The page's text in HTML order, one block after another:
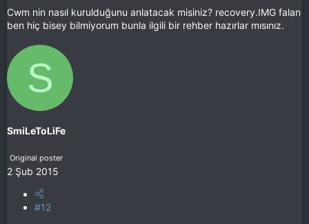
Cwm nin nasıl kurulduğunu anlatacak misiniz? recovery.IMG falan
ben hiç bisey bilmiyorum bunla ilgili bir rehber hazırlar mısınız.
S
SmiLeToLiFe
Original poster
2 Şub 2015
#12